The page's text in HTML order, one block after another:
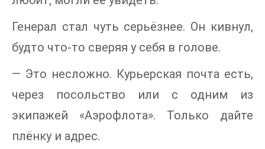
Генерал стал чуть серьёзнее. Он кивнул,
будто что-то сверяя у себя в голове.
— Это несложно. Курьерская почта есть,
через посольство или с одним из
экипажей «Аэрофлота». Только дайте
плёнку и адрес.